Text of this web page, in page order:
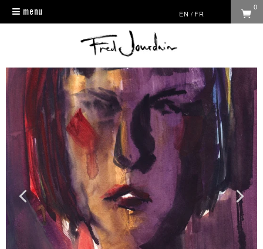
Toggle
navigation
menu EN / FR
0